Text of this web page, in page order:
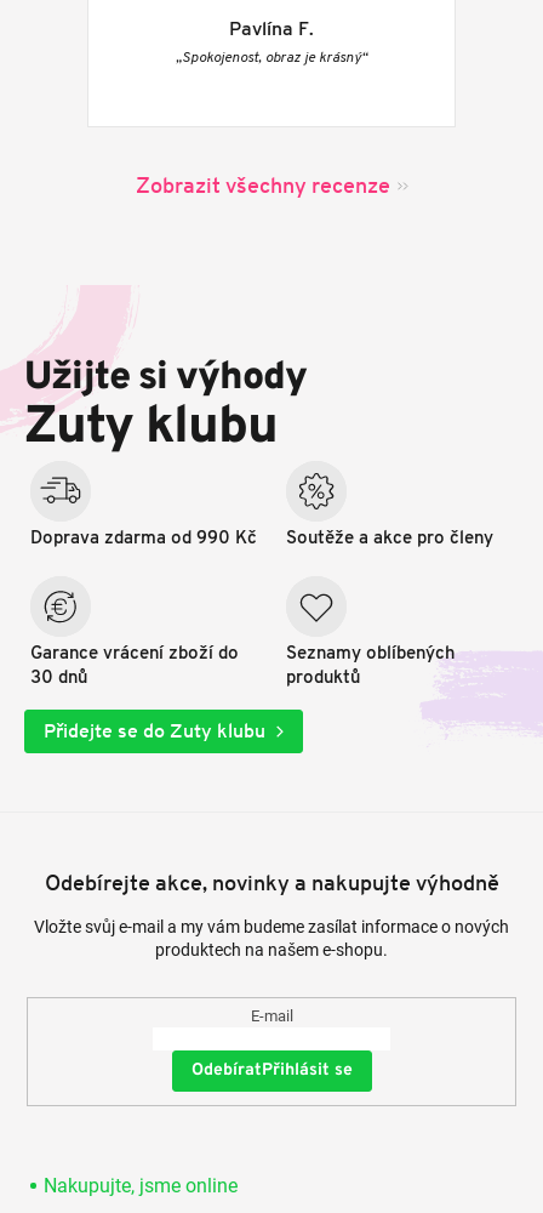
Pavlína F.
„Spokojenost, obraz je krásný“
Zobrazit všechny recenze
a
í
Užijte si výhody
Zuty klubu
Doprava zdarma od 990 Kč
Garance vrácení zboží do
30 dnů
Soutěže a akce pro členy
Seznamy oblíbených
produktů
Přidejte se do Zuty klubu
Odebírejte akce, novinky a nakupujte výhodně
Vložte svůj e-mail a my vám budeme zasílat informace o nových
produktech na našem e-shopu.
E-mail
Přihlásit se
Nakupujte, jsme online